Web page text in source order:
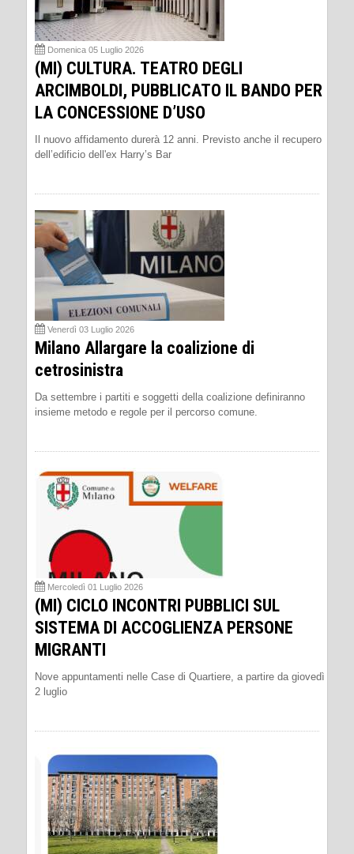
Domenica 05 Luglio 2026
(MI) CULTURA. TEATRO DEGLI
ARCIMBOLDI, PUBBLICATO IL BANDO PER
LA CONCESSIONE D’USO
Il nuovo affidamento durerà 12 anni. Previsto anche il recupero
dell’edificio dell'ex Harry’s Bar
Venerdì 03 Luglio 2026
Milano Allargare la coalizione di
cetrosinistra
Da settembre i partiti e soggetti della coalizione definiranno
insieme metodo e regole per il percorso comune.
Mercoledì 01 Luglio 2026
(MI) CICLO INCONTRI PUBBLICI SUL
SISTEMA DI ACCOGLIENZA PERSONE
MIGRANTI
Nove appuntamenti nelle Case di Quartiere, a partire da giovedì
2 luglio